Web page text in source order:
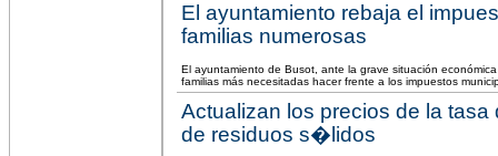
El ayuntamiento rebaja el
familias numerosas
El ayuntamiento de Busot, ante la grave situación
familias más necesitadas hacer frente a los impuestos
Actualizan los precios de la
de residuos s�lidos